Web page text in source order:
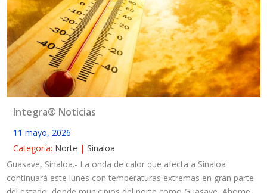
Integra® Noticias
11 mayo, 2026
Categoría: Norte |Sinaloa
Guasave, Sinaloa.- La onda de calor que afecta a Sinaloa
continuará este lunes con temperaturas extremas en gran parte